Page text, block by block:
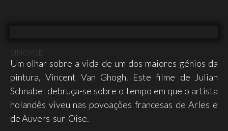
SINOPSE
Um olhar sobre a vida de um dos maiores génios da
pintura, Vincent Van Ghogh. Este filme de Julian
Schnabel debruça-se sobre o tempo em que o artista
holandês viveu nas povoações francesas de Arles e
de Auvers-sur-Oise.